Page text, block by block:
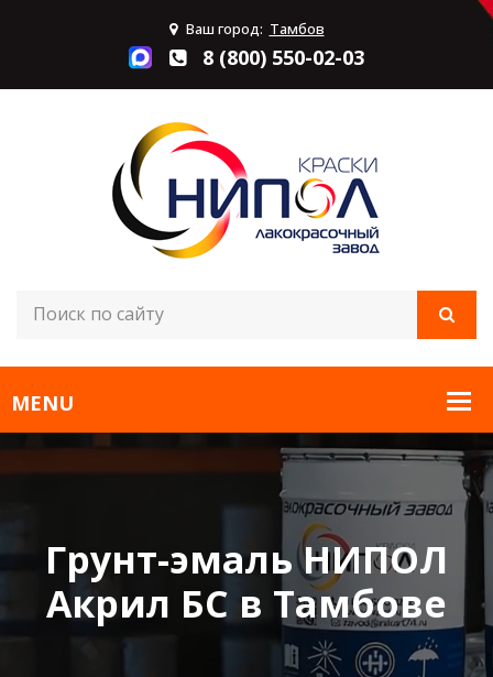
Ваш город: Тамбов
8 (800) 550-02-03
Грунт-эмаль НИПОЛ
Акрил БС в Тамбове